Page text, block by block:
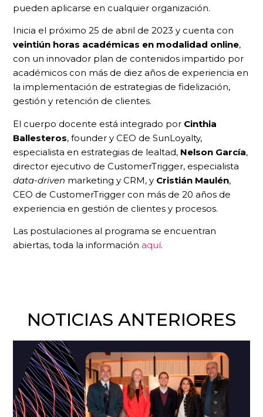
pueden aplicarse en cualquier organización.
Inicia el próximo 25 de abril de 2023 y cuenta con
veintiún horas académicas en modalidad online,
con un innovador plan de contenidos impartido por
académicos con más de diez años de experiencia en
la implementación de estrategias de fidelización,
gestión y retención de clientes.
El cuerpo docente está integrado por Cinthia
Ballesteros, founder y CEO de SunLoyalty,
especialista en estrategias de lealtad, Nelson García,
director ejecutivo de CustomerTrigger, especialista
data-driven marketing y CRM, y Cristián Maulén,
CEO de CustomerTrigger con más de 20 años de
experiencia en gestión de clientes y procesos.
Las postulaciones al programa se encuentran
abiertas, toda la información aquí.
NOTICIAS ANTERIORES